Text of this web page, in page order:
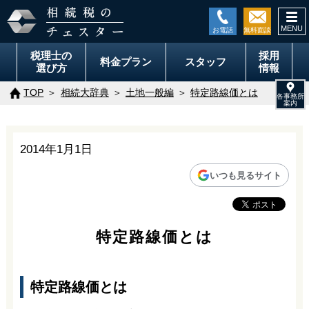
税理士の
選び方
料金プラン スタッフ
採用
情報
TOP 相続大辞典 土地一般編 特定路線価とは
2014年1月1日
いつも見るサイト
特定路線価とは
特定路線価とは